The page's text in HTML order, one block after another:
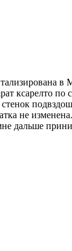
ксарелто по
не
дальше